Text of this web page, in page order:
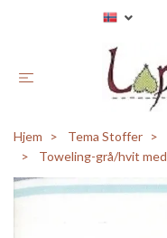
Hjem Tema Stoffer
Toweling-grå/hvit